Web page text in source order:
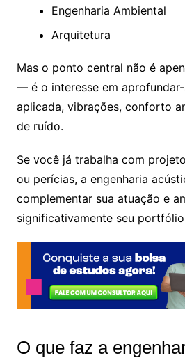
Engenharia Ambiental
Arquitetura
Mas o ponto central não é
— é o interesse em
aplicada, vibrações, conforto
de ruído.
Se você já trabalha com
ou perícias, a engenharia
complementar sua atuação e
significativamente seu
O que faz a